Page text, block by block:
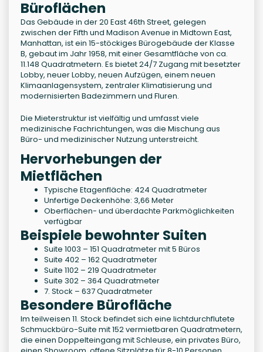
Büroflächen
Das Gebäude in der 20 East 46th Street, gelegen
zwischen der Fifth und Madison Avenue in Midtown East,
Manhattan, ist ein 15-stöckiges Bürogebäude der Klasse
B, gebaut im Jahr 1958, mit einer Gesamtfläche von ca.
11.148 Quadratmetern. Es bietet 24/7 Zugang mit besetzter
Lobby, neuer Lobby, neuen Aufzügen, einem neuen
Klimaanlagensystem, zentraler Klimatisierung und
modernisierten Badezimmern und Fluren.
Die Mieterstruktur ist vielfältig und umfasst viele
medizinische Fachrichtungen, was die Mischung aus
Büro- und medizinischer Nutzung unterstreicht.
Hervorhebungen der
Mietflächen
Typische Etagenfläche: 424 Quadratmeter
Unfertige Deckenhöhe: 3,66 Meter
Oberflächen- und überdachte Parkmöglichkeiten
verfügbar
Beispiele bewohnter Suiten
Suite 1003 – 151 Quadratmeter mit 5 Büros
Suite 402 – 162 Quadratmeter
Suite 1102 – 219 Quadratmeter
Suite 302 – 364 Quadratmeter
7. Stock – 637 Quadratmeter
Besondere Bürofläche
Im teilweisen 11. Stock befindet sich eine lichtdurchflutete
Schmuckbüro-Suite mit 152 vermietbaren Quadratmetern,
die einen Doppelteingang mit Schleuse, ein privates Büro,